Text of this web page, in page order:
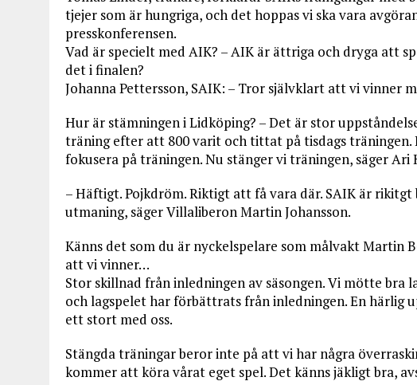
tjejer som är hungriga, och det hoppas vi ska vara
presskonferensen.
Vad är specielt med AIK? – AIK är ättriga och dryga att
det i finalen?
Johanna Pettersson, SAIK: – Tror självklart att vi vinner
Hur är stämningen i Lidköping? – Det är stor
träning efter att 800 varit och tittat på tisdags
fokusera på träningen. Nu stänger vi träningen, säger Ari
– Häftigt. Pojkdröm. Riktigt att få vara där. SAIK är
utmaning, säger Villaliberon Martin Johansson.
Känns det som du är nyckelspelare som målvakt Martin
att vi vinner…
Stor skillnad från inledningen av säsongen. Vi mötte bra
och lagspelet har förbättrats från inledningen. En härlig
ett stort med oss.
Stängda träningar beror inte på att vi har några
kommer att köra vårat eget spel. Det känns jäkligt bra,